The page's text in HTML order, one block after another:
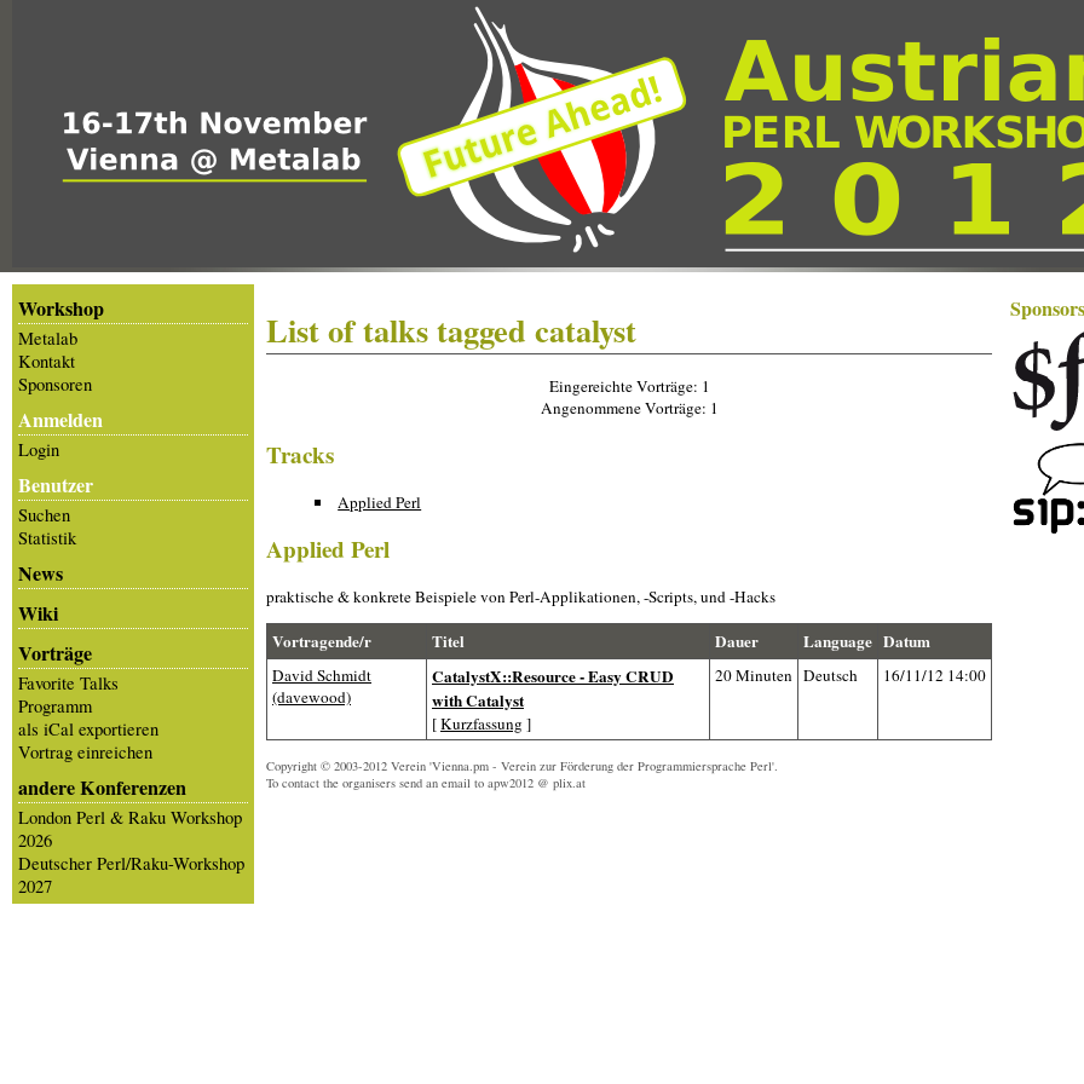
Workshop
Metalab
Kontakt
Sponsoren
Anmelden
Login
Benutzer
Suchen
Statistik
News
Wiki
Vorträge
Favorite Talks
Programm
als iCal exportieren
Vortrag einreichen
andere Konferenzen
London Perl & Raku Workshop
2026
Deutscher Perl/Raku-Workshop
2027
List of talks tagged catalyst
Eingereichte Vorträge: 1
Angenommene Vorträge: 1
Tracks
Applied Perl
Applied Perl
praktische & konkrete Beispiele von Perl-Applikationen, -Scripts, und -Hacks
Vortragende/r Titel Dauer Language Datum
David Schmidt
(‎davewood‎)
‎CatalystX::Resource - Easy CRUD
with Catalyst‎
[Kurzfassung ]
20 Minuten Deutsch 16/11/12 14:00
Copyright © 2003-2012 Verein 'Vienna.pm - Verein zur Förderung der Programmiersprache Perl'.
To contact the organisers send an email to apw2012 @ plix.at
Sponsors